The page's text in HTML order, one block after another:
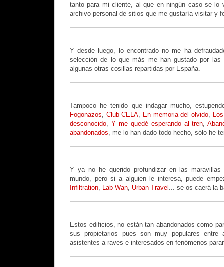
tanto para mi cliente, al que en ningún caso se lo
archivo personal de sitios que me gustaría visitar y
Y desde luego, lo encontrado no me ha
selección de lo que más me han gustado por las
algunas otras cosillas repartidas por España.
Tampoco he tenido que indagar mucho,
Fogonazos, Club CELA, En memoria del olvido,
desconocido, Y me quedé esperando al tren,
abandonados, me lo han dado todo hecho, sólo he
Y ya no he querido profundizar en las maravillas
mundo, pero si a alguien le interesa, puede
Infiltration, Lab Wan, Urban Travel ... se os caerá la
Estos edificios, no están tan abandonados como
sus propietarios pues son muy populares entre
asistentes a raves e interesados en fenómenos